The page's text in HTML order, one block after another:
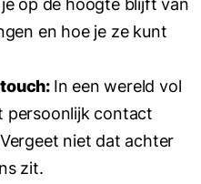
op de hoogte blijft van
en hoe je ze kunt
In een wereld vol
persoonlijk contact
niet dat achter
zit.